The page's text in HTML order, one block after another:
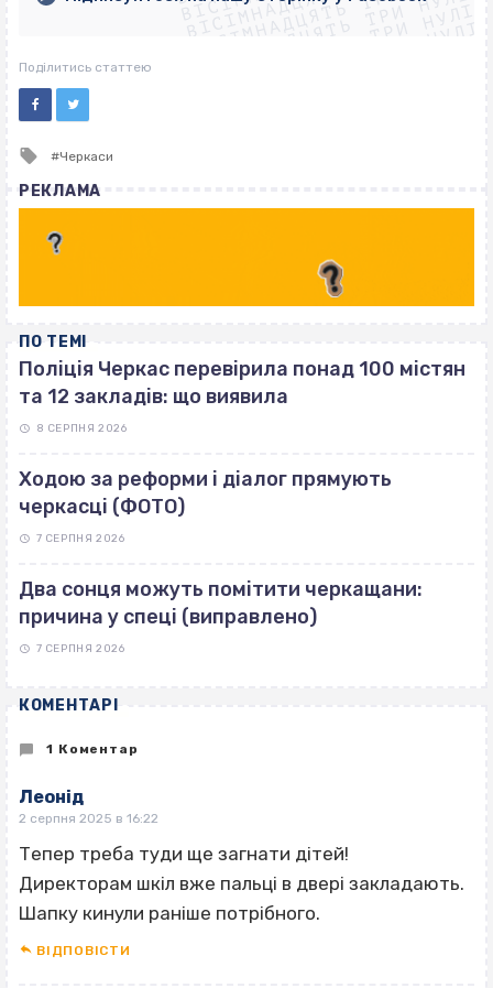
ВІСІМНАДЦЯТЬ ТРИ НУЛІ
ВІСІМНАДЦЯТЬ ТРИ НУЛІ
ВІСІМНАДЦЯТЬ ТРИ НУЛІ
Поділитись статтею
Tagged
Черкаси
РЕКЛАМА
ПО ТЕМІ
Поліція Черкас перевірила понад 100 містян
та 12 закладів: що виявила
8 СЕРПНЯ 2026
Ходою за реформи і діалог прямують
черкасці (ФОТО)
7 СЕРПНЯ 2026
Два сонця можуть помітити черкащани:
причина у спеці (виправлено)
7 СЕРПНЯ 2026
КОМЕНТАРІ
1 Коментар
Леонід
2 серпня 2025 в 16:22
Тепер треба туди ще загнати дітей!
Директорам шкіл вже пальці в двері закладають.
Шапку кинули раніше потрібного.
ВІДПОВІCТИ